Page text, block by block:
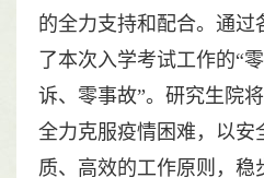
的全力支持和配合。通过
了本次入学考试工作的“
诉、零事故”。研究生院
全力克服疫情困难，以安
质、高效的工作原则，稳